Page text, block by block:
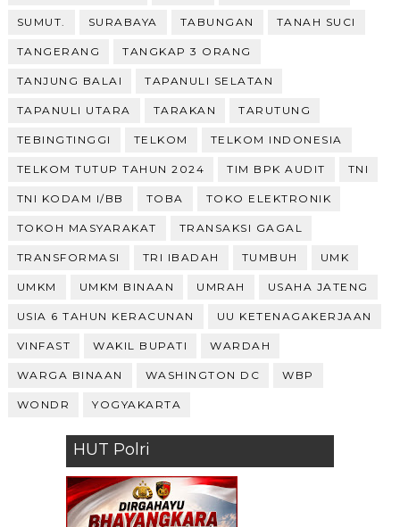
SUMUT. SURABAYA TABUNGAN TANAH SUCI
TANGERANG TANGKAP 3 ORANG
TANJUNG BALAI TAPANULI SELATAN
TAPANULI UTARA TARAKAN TARUTUNG
TEBINGTINGGI TELKOM TELKOM INDONESIA
TELKOM TUTUP TAHUN 2024 TIM BPK AUDIT TNI
TNI KODAM I/BB TOBA TOKO ELEKTRONIK
TOKOH MASYARAKAT TRANSAKSI GAGAL
TRANSFORMASI TRI IBADAH TUMBUH UMK
UMKM UMKM BINAAN UMRAH USAHA JATENG
USIA 6 TAHUN KERACUNAN UU KETENAGAKERJAAN
VINFAST WAKIL BUPATI WARDAH
WARGA BINAAN WASHINGTON DC WBP
WONDR YOGYAKARTA
HUT Polri